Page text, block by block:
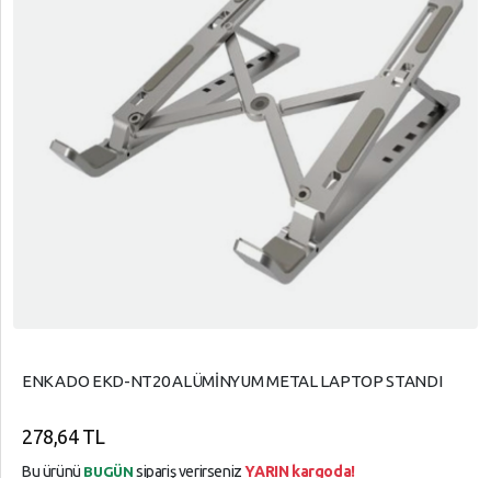
ENKADO EKD-NT20 ALÜMİNYUM METAL LAPTOP STANDI
278,64 TL
Bu ürünü BUGÜN sipariş verirsenizYARIN kargoda!